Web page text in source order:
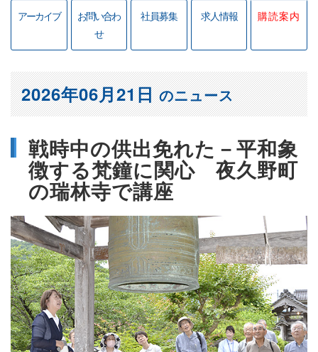
アーカイブ
お問い合わ
せ
社員募集 求人情報 購読案内
戦時中の供出免れた－平和象
徴する梵鐘に関心 夜久野町
の瑞林寺で講座
2026年06月21日のニュース